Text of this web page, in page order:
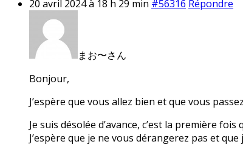
20 avril 2024 à 18 h 29 min #56316 Répondre
まお〜さん
Bonjour,
J’espère que vous allez bien et que vous
Je suis désolée d’avance, c’est la première
J’espère que je ne vous dérangerez pas et